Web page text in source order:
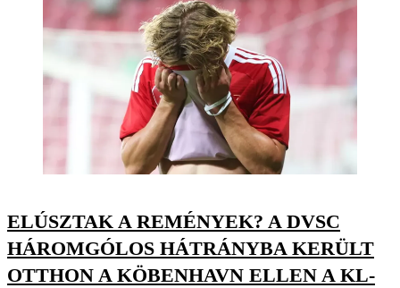
ELÚSZTAK A REMÉNYEK? A DVSC
HÁROMGÓLOS HÁTRÁNYBA KERÜLT
OTTHON A KÖBENHAVN ELLEN A KL-